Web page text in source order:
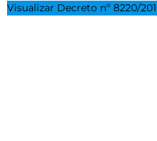
Visualizar Decreto nº 8220/